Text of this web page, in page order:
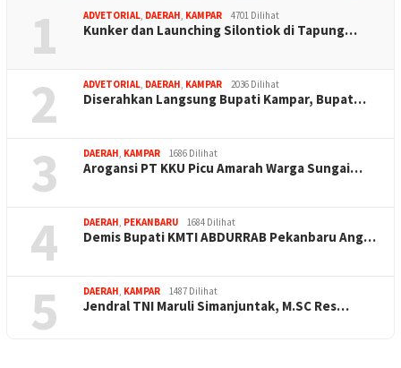
1 ADVETORIAL, DAERAH, KAMPAR 4701 Dilihat
Kunker dan Launching Silontiok di Tapung…
2 ADVETORIAL, DAERAH, KAMPAR 2036 Dilihat
Diserahkan Langsung Bupati Kampar, Bupat…
3 DAERAH, KAMPAR 1686 Dilihat
Arogansi PT KKU Picu Amarah Warga Sungai…
4 DAERAH, PEKANBARU 1684 Dilihat
Demis Bupati KMTI ABDURRAB Pekanbaru Ang…
5 DAERAH, KAMPAR 1487 Dilihat
Jendral TNI Maruli Simanjuntak, M.SC Res…